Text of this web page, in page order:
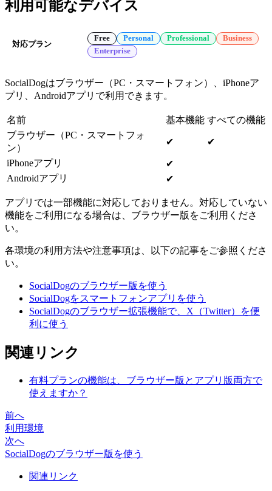
利用可能なデバイス
対応プラン
Free Personal Professional
Business
Enterprise
SocialDogはブラウザー（PC・スマートフォン）、iPhoneア
プリ、Androidアプリで利用できます。
名前 基本機能 すべての機能
ブラウザー（PC・スマートフォ
ン）
✔ ✔
iPhoneアプリ
✔
Androidアプリ
✔
アプリでは一部機能に対応しておりません。対応していない
機能をご利用になる場合は、ブラウザー版をご利用くださ
い。
各環境の利用方法や注意事項は、以下の記事をご参照くださ
い。
SocialDogのブラウザー版を使う
SocialDogをスマートフォンアプリを使う
SocialDogのブラウザー拡張機能で、X（Twitter）を便
利に使う
関連リンク
有料プランの機能は、ブラウザー版とアプリ版両方で
使えますか？
前へ
利用環境
次へ
SocialDogのブラウザー版を使う
関連リンク